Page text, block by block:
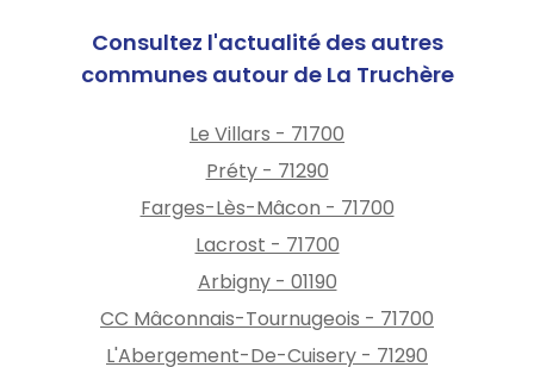
La situation fait l'objet d'un
suivi quotidien par les services
syndicats des eaux. Des
points d'actualisation seront
communiqués en fonction de
l'évolution de la ressource en
eau potable.
Consultez l'actualité des autres
communes autour de La Truchère
Le Villars - 71700
Préty - 71290
Farges-Lès-Mâcon - 71700
Lacrost - 71700
Arbigny - 01190
CC Mâconnais-Tournugeois - 71700
L'Abergement-De-Cuisery - 71290